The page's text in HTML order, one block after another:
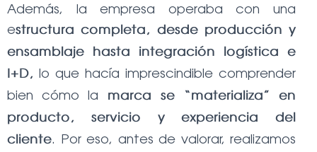
Además, la empresa operaba con una
estructura completa, desde producción y
ensamblaje hasta integración logística e
I+D, lo que hacía imprescindible comprender
bien cómo la
marca se “materializa” en
producto, servicio y experiencia del
cliente. Por eso, antes de valorar, realizamos